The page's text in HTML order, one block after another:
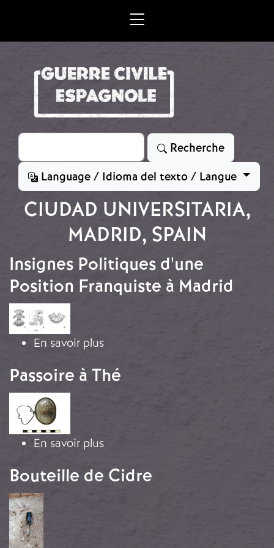
Rechercher
Recherche
Language / Idioma del texto / Langue
CIUDAD UNIVERSITARIA,
MADRID, SPAIN
Insignes Politiques d'une
Position Franquiste à Madrid
Image
En savoir plussur Insignes Politiques d'une
Passoire à Thé
Image
En savoir plussur Passoire à Thé
Bouteille de Cidre
Image